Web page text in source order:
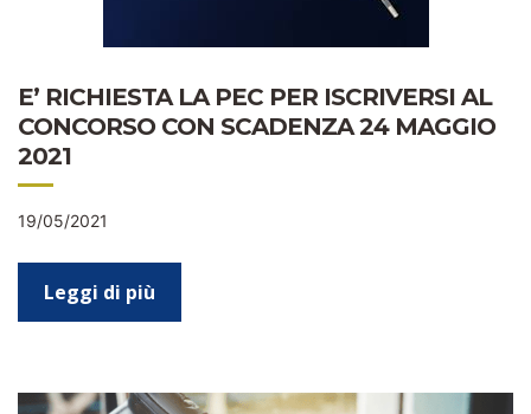
E’ RICHIESTA LA PEC PER ISCRIVERSI AL
CONCORSO CON SCADENZA 24 MAGGIO
2021
19/05/2021
Leggi di più